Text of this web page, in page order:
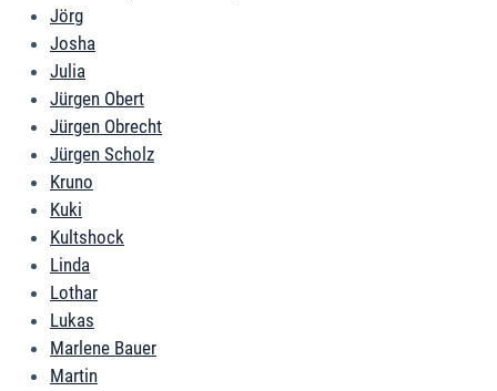
Jörg
Josha
Julia
Jürgen Obert
Jürgen Obrecht
Jürgen Scholz
Kruno
Kuki
Kultshock
Linda
Lothar
Lukas
Marlene Bauer
Martin